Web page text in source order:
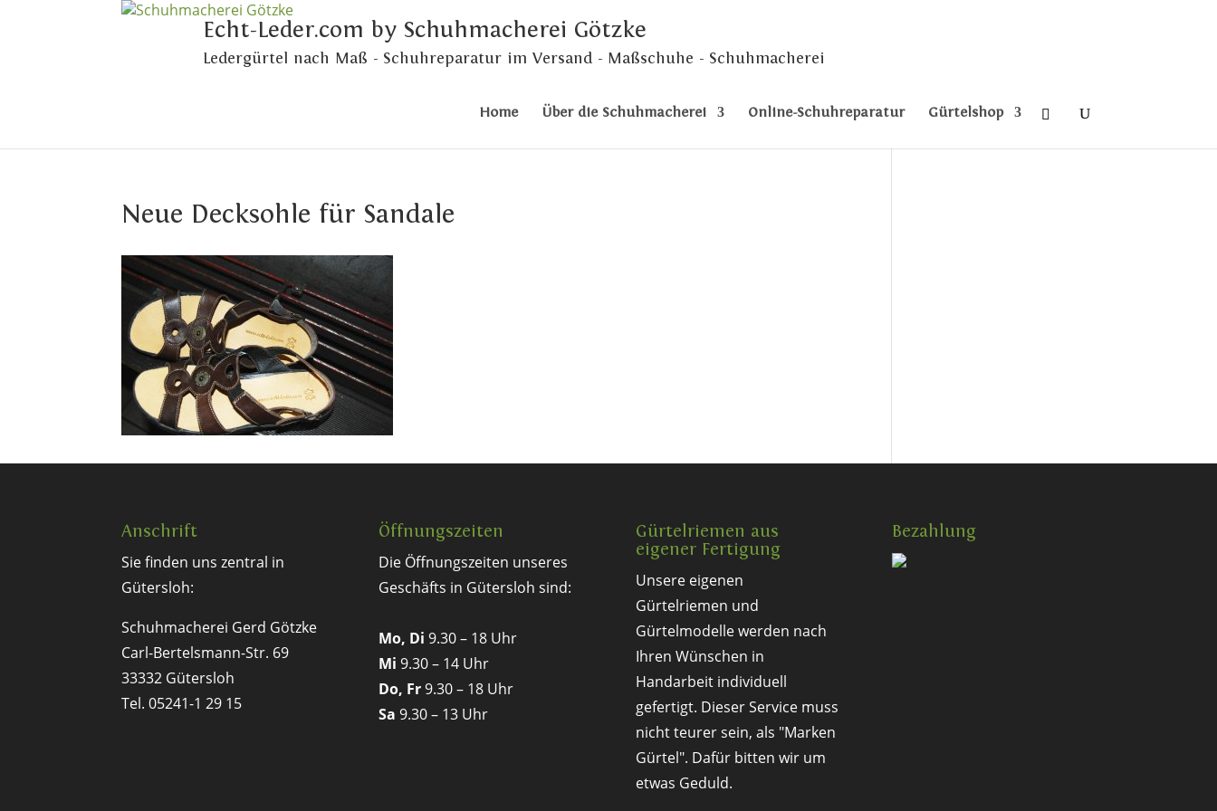
Echt-Leder.com by Schuhmacherei Götzke
Ledergürtel nach Maß - Schuhreparatur im Versand - Maßschuhe - Schuhmacherei
Home Über die Schuhmacherei Online-Schuhreparatur Gürtelshop
Neue Decksohle für Sandale
Anschrift
Sie finden uns zentral in
Gütersloh:
Schuhmacherei Gerd Götzke
Carl-Bertelsmann-Str. 69
33332 Gütersloh
Tel. 05241-1 29 15
Öffnungszeiten
Die Öffnungszeiten unseres
Geschäfts in Gütersloh sind:
Mo, Di 9.30 – 18 Uhr
Mi 9.30 – 14 Uhr
Do, Fr9.30 – 18 Uhr
Sa 9.30 – 13 Uhr
Gürtelriemen aus
eigener Fertigung
Unsere eigenen
Gürtelriemen und
Gürtelmodelle werden nach
Ihren Wünschen in
Handarbeit individuell
gefertigt. Dieser Service muss
nicht teurer sein, als "Marken
Gürtel". Dafür bitten wir um
etwas Geduld.
Bezahlung